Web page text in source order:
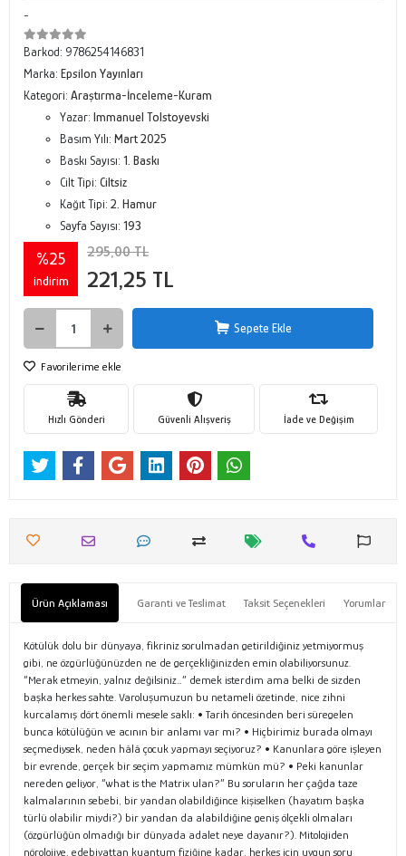
-
Barkod: 9786254146831
Marka: Epsilon Yayınları
Kategori: Araştırma-İnceleme-Kuram
Yazar: Immanuel Tolstoyevski
Basım Yılı: Mart 2025
Baskı Sayısı: 1. Baskı
Cilt Tipi: Ciltsiz
Kağıt Tipi: 2. Hamur
Sayfa Sayısı: 193
%25
indirim
295,00 TL
221,25 TL
Sepete Ekle
Favorilerime ekle
Hızlı Gönderi Güvenli Alışveriş İade ve Değişim
Ürün Açıklaması Garanti ve Teslimat Taksit Seçenekleri Yorumlar
Kötülük dolu bir dünyaya, fikriniz sorulmadan getirildiğiniz yetmiyormuş
gibi, ne özgürlüğünüzden ne de gerçekliğinizden emin olabiliyorsunuz.
“Merak etmeyin, yalnız değilsiniz…” demek isterdim ama belki de sizden
başka herkes sahte. Varoluşumuzun bu netameli özetinde, nice zihni
kurcalamış dört önemli mesele saklı: • Tarih öncesinden beri süregelen
bunca kötülüğün ve acının bir anlamı var mı? • Hiçbirimiz burada olmayı
seçmediysek, neden hâlâ çocuk yapmayı seçiyoruz? • Kanunlara göre işleyen
bir evrende, gerçek bir seçim yapmamız mümkün mü? • Peki kanunlar
nereden geliyor, “what is the Matrix ulan?” Bu soruların her çağda taze
kalmalarının sebebi, bir yandan olabildiğince kişiselken (hayatım başka
türlü olabilir miydi?) bir yandan da alabildiğine geniş ölçekli olmaları
(özgürlüğün olmadığı bir dünyada adalet neye dayanır?). Mitolojiden
nörolojiye, edebiyattan kuantum fiziğine kadar, herkes için uygun soru